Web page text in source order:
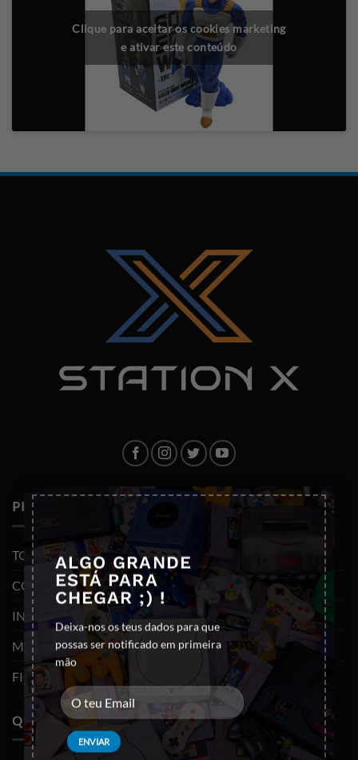
ALGO GRANDE
ESTÁ PARA
CHEGAR ;) !
Deixa-nos os teus dados para que
possas ser notificado em primeira
mão
×
Clique para aceitar os cookies marketing
e ativar este conteúdo
PRODUTOS
TODOS OS PRODUTOS
CONSOLAS E VIDEOJOGOS
INFORMÁTICA
MOBILIDADE
FIGURAS FUNKO POP
QUEM SOMOS